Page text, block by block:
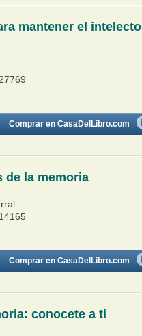
mantener el intelecto
Comprar en CasaDelLibro.com
de la memoria
Comprar en CasaDelLibro.com
conocete a ti